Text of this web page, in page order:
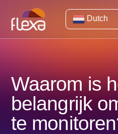
Dutch
Waarom is
belangrijk
te